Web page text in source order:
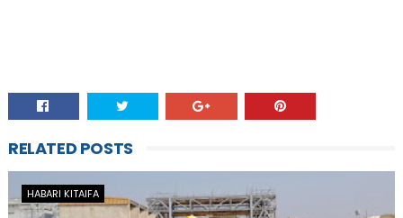
RELATED POSTS
HABARI KITAIFA